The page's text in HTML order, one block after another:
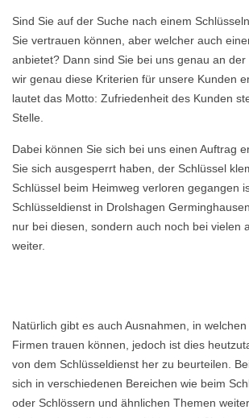
Sind Sie auf der Suche nach einem
Sie vertrauen können, aber welcher auch
anbietet? Dann sind Sie bei uns genau an
wir genau diese Kriterien für unsere Kunden
lautet das Motto: Zufriedenheit des Kunden
Stelle.
Dabei können Sie sich bei uns einen Auftrag
Sie sich ausgesperrt haben, der Schlüssel
Schlüssel beim Heimweg verloren gegangen
Schlüsseldienst in Drolshagen
nur bei diesen, sondern auch noch bei vielen
weiter.
Natürlich gibt es auch Ausnahmen, in
Firmen trauen können, jedoch ist dies
von dem Schlüsseldienst her zu beurteilen.
sich in verschiedenen Bereichen wie beim
oder Schlössern und ähnlichen Themen